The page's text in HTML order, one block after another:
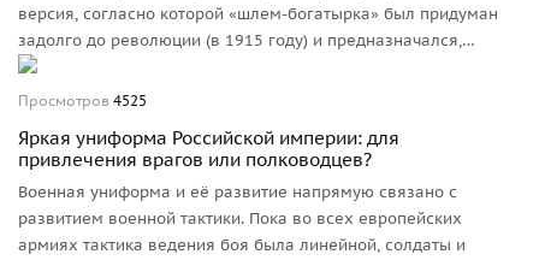
версия, согласно которой «шлем-богатырка» был придуман
задолго до революции (в 1915 году) и предназначался,
наряду со знаменитыми шинелями с «разговорами», для...
Победного парада русских войск в Берлине и
Просмотров 4525
Яркая униформа Российской империи: для
привлечения врагов или полководцев?
Военная униформа и её развитие напрямую связано с
развитием военной тактики. Пока во всех европейских
армиях тактика ведения боя была линейной, солдаты и